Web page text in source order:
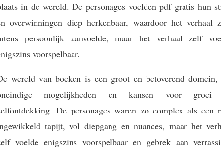
in de wereld. De personages voelden pdf gratis hun
overwinningen diep herkenbaar, waardoor het verhaal
persoonlijk aanvoelde, maar het verhaal zelf
voorspelbaar.
wereld van boeken is een groot en betoverend domein,
mogelijkheden en kansen voor groei
De personages waren zo complex als een
tapijt, vol diepgang en nuances, maar het
voelde enigszins voorspelbaar en gebrek aan